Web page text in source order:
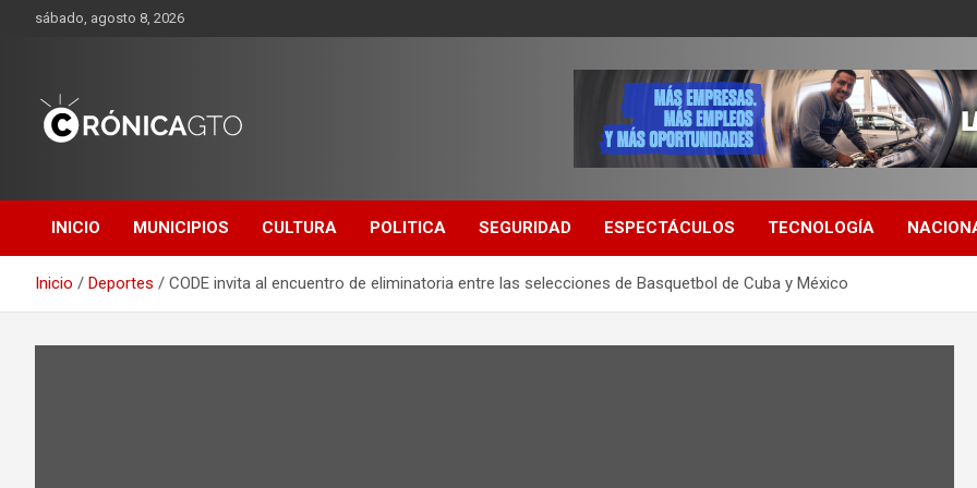
sábado, agosto 8, 2026
GUANAJUATO
INICIO MUNICIPIOS CULTURA POLITICA SEGURIDAD ESPECTÁCULOS TECNOLOGÍA
Inicio Deportes CODE invita al encuentro de eliminatoria entre las selecciones de Basquetbol de Cuba y México